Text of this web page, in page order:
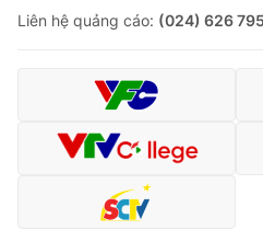
Liên hệ quảng cáo: (024) 626